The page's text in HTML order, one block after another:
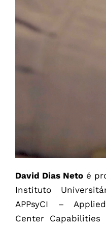
David Dias Neto é
Instituto
APPsyCI –
Center